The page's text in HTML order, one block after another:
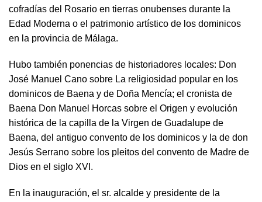
cofradías del Rosario en tierras onubenses durante la
Edad Moderna o el patrimonio artístico de los dominicos
en la provincia de Málaga.
Hubo también ponencias de historiadores locales: Don
José Manuel Cano sobre La religiosidad popular en los
dominicos de Baena y de Doña Mencía; el cronista de
Baena Don Manuel Horcas sobre el Origen y evolución
histórica de la capilla de la Virgen de Guadalupe de
Baena, del antiguo convento de los dominicos y la de don
Jesús Serrano sobre los pleitos del convento de Madre de
Dios en el siglo XVI.
En la inauguración, el sr. alcalde y presidente de la